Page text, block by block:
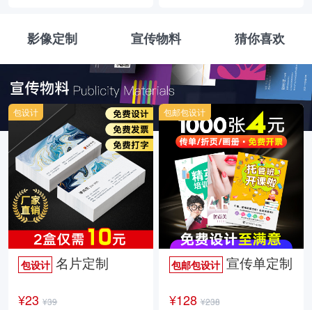
影像定制 宣传物料 猜你喜欢
包设计 名片定制
¥23 ¥39
包设计
包邮包设计宣传单定制
¥128 ¥238
包邮包设计